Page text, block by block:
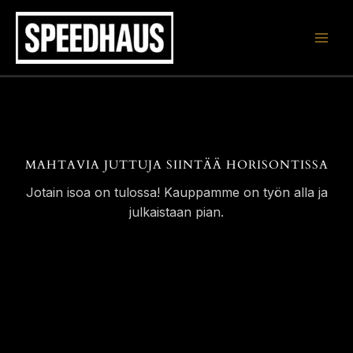
Siirry
sisältöön
MAHTAVIA JUTTUJA SIINTÄÄ HORISONTISSA
Jotain isoa on tulossa! Kauppamme on työn alla ja
julkaistaan pian.